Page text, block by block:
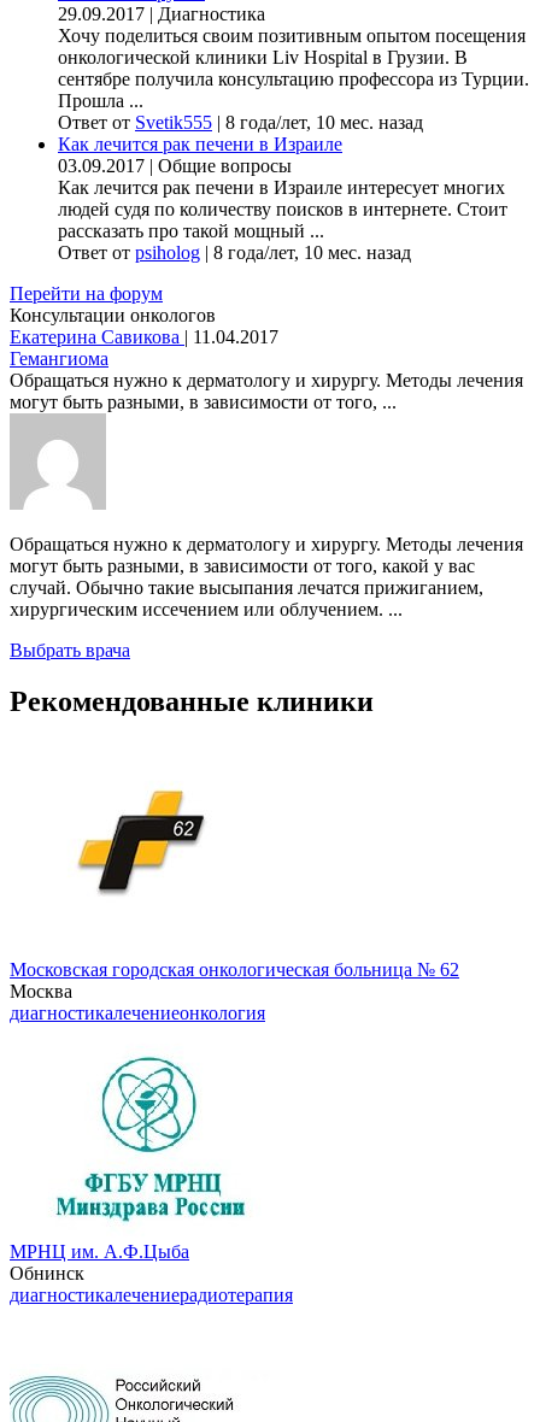
29.09.2017 | Диагностика
Хочу поделиться своим позитивным опытом посещения
онкологической клиники Liv Hospital в Грузии. В
сентябре получила консультацию профессора из Турции.
Прошла ...
Ответ от Svetik555 | 8 года/лет, 10 мес. назад
Как лечится рак печени в Израиле
03.09.2017 | Общие вопросы
Как лечится рак печени в Израиле интересует многих
людей судя по количеству поисков в интернете. Стоит
рассказать про такой мощный ...
Ответ от psiholog | 8 года/лет, 10 мес. назад
Перейти на форум
Консультации онкологов
Екатерина Савикова | 11.04.2017
Гемангиома
Обращаться нужно к дерматологу и хирургу. Методы лечения
могут быть разными, в зависимости от того, ...
Обращаться нужно к дерматологу и хирургу. Методы лечения
могут быть разными, в зависимости от того, какой у вас
случай. Обычно такие высыпания лечатся прижиганием,
хирургическим иссечением или облучением. ...
Выбрать врача
Рекомендованные клиники
Московская городская онкологическая больница № 62
Москва
диагностикалечениеонкология
МРНЦ им. А.Ф.Цыба
Обнинск
диагностикалечениерадиотерапия